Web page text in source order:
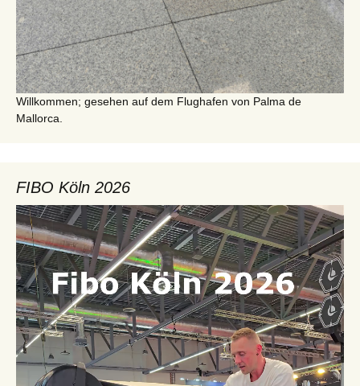
Willkommen; gesehen auf dem Flughafen von Palma de
Mallorca.
FIBO Köln 2026
Video-
Player